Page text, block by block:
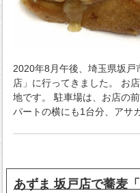
2020年8月午後、埼玉県坂戸
店」に行ってきました。 お
地です。 駐車場は、お店の
パートの横にも1台分、アサ
あずま 坂戸店で蕎麦